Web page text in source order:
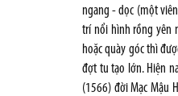
ngang - dọc (một
trí nổi hình rồng yên
hoặc quày góc thì
đợt tu tạo lớn. Hiện
(1566) đời Mạc Mậu